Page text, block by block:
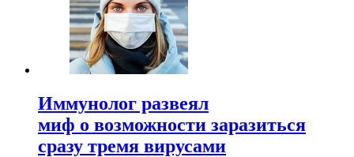
Иммунолог развеял
миф о возможности заразиться
сразу тремя вирусами